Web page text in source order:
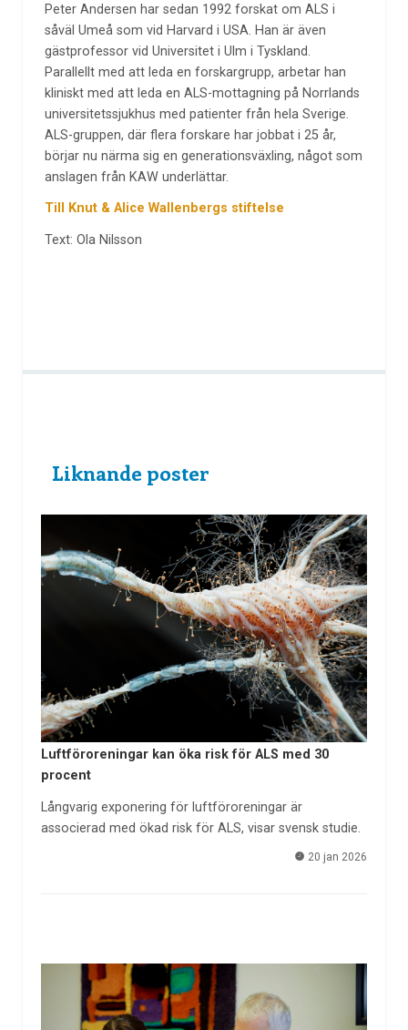
Peter Andersen har sedan 1992 forskat om ALS i
såväl Umeå som vid Harvard i USA. Han är även
gästprofessor vid Universitet i Ulm i Tyskland.
Parallellt med att leda en forskargrupp, arbetar han
kliniskt med att leda en ALS-mottagning på Norrlands
universitetssjukhus med patienter från hela Sverige.
ALS-gruppen, där flera forskare har jobbat i 25 år,
börjar nu närma sig en generationsväxling, något som
anslagen från KAW underlättar.
Till Knut & Alice Wallenbergs stiftelse
Text: Ola Nilsson
Liknande poster
Luftföroreningar kan öka risk för ALS med 30
procent
Långvarig exponering för luftföroreningar är
associerad med ökad risk för ALS, visar svensk studie.
20 jan 2026